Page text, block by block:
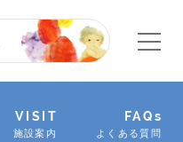
VISIT
施設案内
FAQs
よくある質問